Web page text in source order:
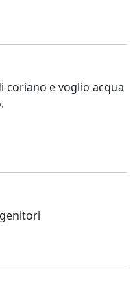
coriano e voglio acqua